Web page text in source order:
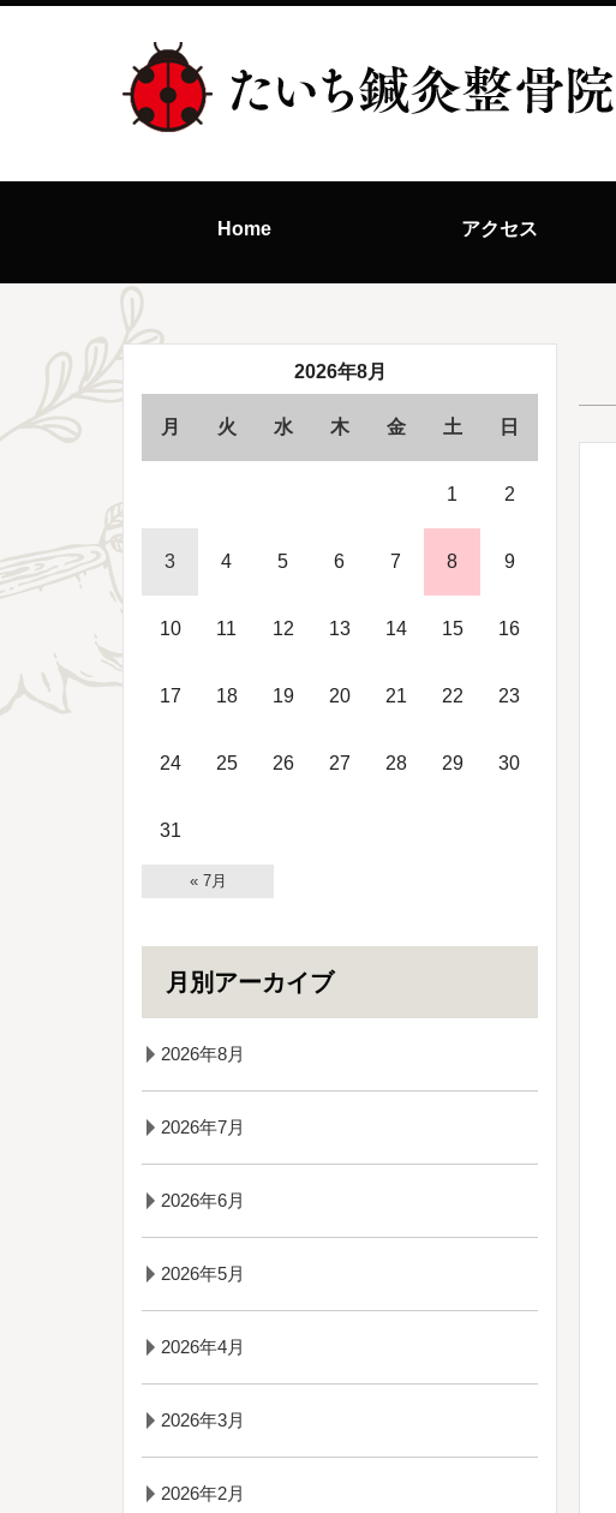
Home アクセス
2026年8月
月 火 水 木 金 土 日
1 2
3 4 5 6 7 8 9
10 11 12 13 14 15 16
17 18 19 20 21 22 23
24 25 26 27 28 29 30
31
« 7月
月別アーカイブ
2026年8月
2026年7月
2026年6月
2026年5月
2026年4月
2026年3月
2026年2月